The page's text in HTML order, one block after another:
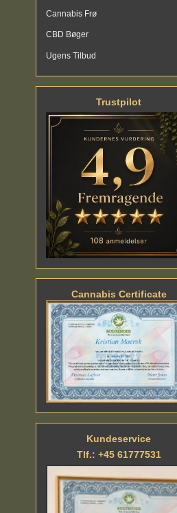
Cannabis Frø
CBD Bøger
Ugens Tilbud
Trustpilot
Cannabis Certificate
Kundeservice
Tlf.: +45 61777531